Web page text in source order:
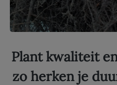
Plant kwaliteit
zo herken je